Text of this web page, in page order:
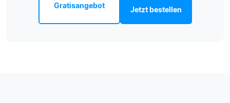
Gratisangebot Jetzt bestellen